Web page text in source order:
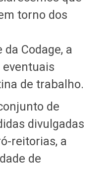
torno dos
Codage, a
de trabalho.
de
divulgadas
reitorias, a
de